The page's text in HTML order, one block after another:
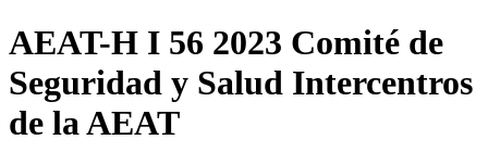
AEAT-H I 56 2023 Comité de
Seguridad y Salud Intercentros
de la AEAT